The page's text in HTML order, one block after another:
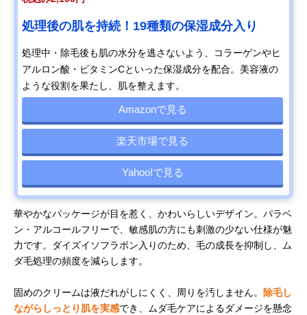
処理後の肌を持続！19種類の保湿成分入り
処理中・除毛後も肌の水分を逃さないよう、コラーゲンやヒ
アルロン酸・ビタミンCといった保湿成分を配合。美容液の
ような役割を果たし、肌を整えます。
Amazonで見る
楽天市場で見る
Yahoo!で見る
華やかなパッケージが目を惹く、かわいらしいデザイン。パラベ
ン・アルコールフリーで、敏感肌の方にも刺激の少ない仕様が魅
力です。ダイズイソフラボン入りのため、毛の成長を抑制し、ム
ダ毛処理の頻度を減らします。
固めのクリームは液だれがしにくく、周りを汚しません。
除毛し
ながらしっとり肌を実感でき、ムダ毛ケアによるダメージを懸念